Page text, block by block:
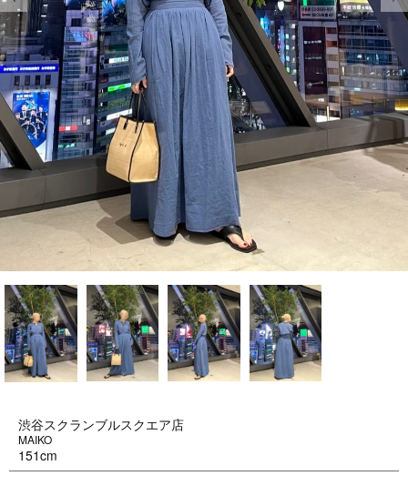
渋谷スクランブルスクエア店
MAIKO
151cm